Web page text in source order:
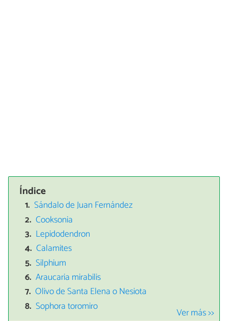
Índice
Sándalo de Juan Fernández
Cooksonia
Lepidodendron
Calamites
Silphium
Araucaria mirabilis
Olivo de Santa Elena o Nesiota
Sophora toromiro
Ver más >>